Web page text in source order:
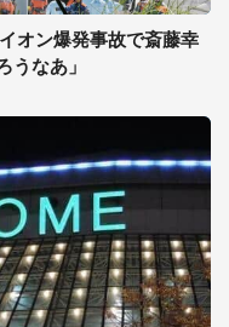
オン爆発事故で斎藤幸
うなあ」